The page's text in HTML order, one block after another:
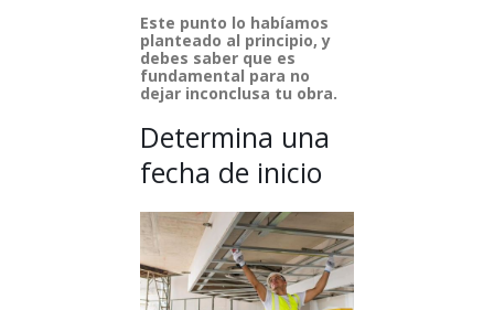
Este punto lo habíamos
planteado al principio, y
debes saber que es
fundamental para no
dejar inconclusa tu obra.
Determina una
fecha de inicio